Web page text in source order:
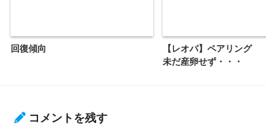
回復傾向
【レオパ】ペアリング
未だ産卵せず・・・
コメントを残す